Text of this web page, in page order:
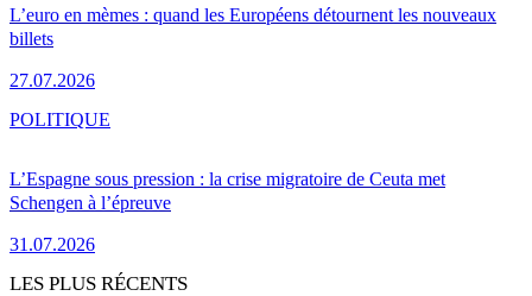
L’euro en mèmes : quand les Européens détournent les nouveaux
billets
27.07.2026
L’Espagne sous pression : la crise migratoire de Ceuta met
Schengen à l’épreuve
31.07.2026
POLITIQUE
LES PLUS RÉCENTS